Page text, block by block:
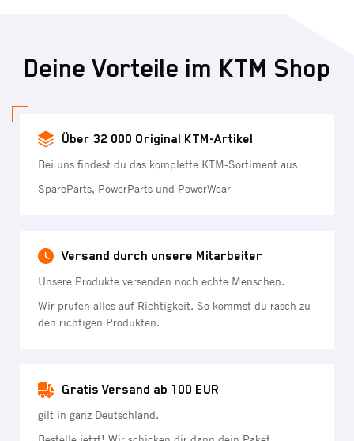
Deine Vorteile im KTM Shop
Über 32 000 Original KTM-Artikel
Bei uns findest du das komplette KTM-Sortiment aus
SpareParts, PowerParts und PowerWear
Versand durch unsere Mitarbeiter
Unsere Produkte versenden noch echte Menschen.
Wir prüfen alles auf Richtigkeit. So kommst du rasch zu
den richtigen Produkten.
Gratis Versand ab 100 EUR
gilt in ganz Deutschland.